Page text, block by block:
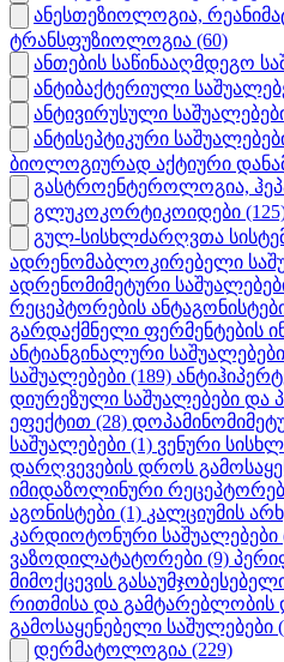
ანესთეზიოლოგია,
ტრანსფუზიოლოგია (60)
ანთების საწინააღმდეგო
ანტიბაქტერიული
ანტივირუსული
ანტისეპტიკური
ბიოლოგიურად აქტიური
გასტროენტეროლოგია,
გლუკოკორტიკოიდები
გულ-სისხლძარღვთა
ადრენომაბლოკირებელი
ადრენომიმეტური
რეცეპტორების
გარდაქმნელი ფერმენტების
ანტიანგინალური საშუალებები
საშუალებები (189)
დიურეზული საშუალებები და
ეფექტით (28)
საშუალებები (1) ვენური
დარღვევების დროს
იმიდაზოლინური
აგონისტები (1) კალციუმის
კარდიოტონური საშუალებები
ვაზოდილატატორები (9)
მიმოქცევის
რითმისა და
გამოსაყენებელი საშულებები
დერმატოლოგია (229)